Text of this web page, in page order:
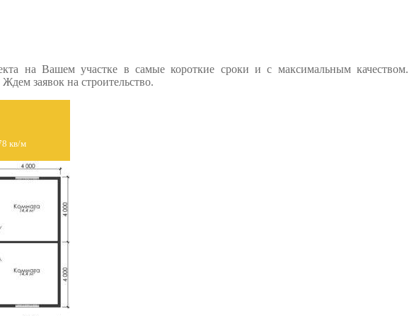
на Вашем участке в самые короткие сроки и с максимальным качеством.
заявок на строительство.
кв/м